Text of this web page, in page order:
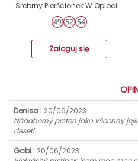
Srebrny Pierścionek W Oplocie - Srebro próby 925 Srebrne pierścionki A4S40664
Zaloguj się
Denisa | 20/06/2023
Náádherný prsten jako všechny
deseti
Gabi | 20/06/2023